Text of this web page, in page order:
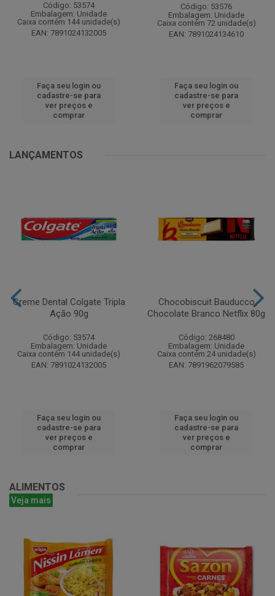
Código: 53574
Embalagem: Unidade
Caixa contém 144 unidade(s)
EAN: 7891024132005
Faça seu login ou
cadastre-se para
ver preços e
comprar
Código: 53576
Embalagem: Unidade
Caixa contém 72 unidade(s)
EAN: 7891024134610
Faça seu login ou
cadastre-se para
ver preços e
comprar
LANÇAMENTOS
Creme Dental Colgate Tripla
Ação 90g
Código: 53574
Embalagem: Unidade
Caixa contém 144 unidade(s)
EAN: 7891024132005
Faça seu login ou
cadastre-se para
ver preços e
comprar
Chocobiscuit Bauducco
Chocolate Branco Netflix 80g
Código: 268480
Embalagem: Unidade
Caixa contém 24 unidade(s)
EAN: 7891962079585
Faça seu login ou
cadastre-se para
ver preços e
comprar
ALIMENTOS
Veja mais